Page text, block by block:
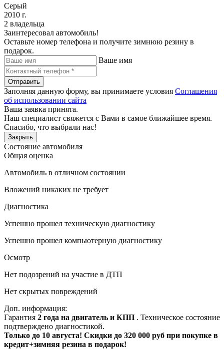
Серый
2010 г.
2 владельца
Заинтересовал автомобиль!
Оставьте номер телефона и получите зимнюю резину в
подарок.
Ваше имя
Отправить
Заполняя данную форму, вы принимаете условия Соглашения
об использовании сайта
Ваша заявка принята.
Наш специалист свяжется с Вами в самое ближайшее время.
Спасибо, что выбрали нас!
Закрыть
Состояние автомобиля
Общая оценка
Автомобиль в отличном состоянии
Вложений никаких не требует
Диагностика
Успешно прошел техническую диагностику
Успешно прошел компьютерную диагностику
Осмотр
Нет подозрений на участие в ДТП
Нет скрытых повреждений
Доп. информация:
Гарантия 2 года на двигатель и КПП . Техническое состояние
подтверждено диагностикой.
Только до 10 августа! Скидки до 320 000 руб при покупке в
кредит+зимняя резина в подарок!